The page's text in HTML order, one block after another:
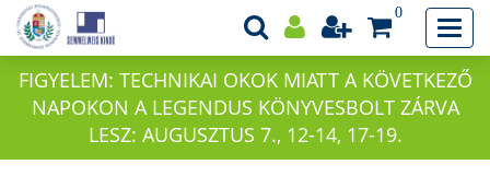
0
FIGYELEM: TECHNIKAI OKOK MIATT A KÖVETKEZŐ
NAPOKON A LEGENDUS KÖNYVESBOLT ZÁRVA
LESZ: AUGUSZTUS 7., 12-14, 17-19.